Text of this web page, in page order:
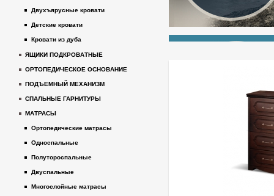
Двухъярусные кровати
Детские кровати
Кровати из дуба
ЯЩИКИ ПОДКРОВАТНЫЕ
ОРТОПЕДИЧЕСКОЕ ОСНОВАНИЕ
ПОДЪЕМНЫЙ МЕХАНИЗМ
СПАЛЬНЫЕ ГАРНИТУРЫ
МАТРАСЫ
Ортопедические матрасы
Односпальные
Полутороспальные
Двуспальные
Многослойные матрасы